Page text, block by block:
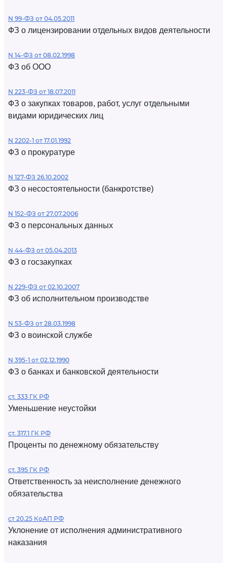
N 99-ФЗ от 04.05.2011
ФЗ о лицензировании отдельных видов деятельности
N 14-ФЗ от 08.02.1998
ФЗ об ООО
N 223-ФЗ от 18.07.2011
ФЗ о закупках товаров, работ, услуг отдельными
видами юридических лиц
N 2202-1 от 17.01.1992
ФЗ о прокуратуре
N 127-ФЗ 26.10.2002
ФЗ о несостоятельности (банкротстве)
N 152-ФЗ от 27.07.2006
ФЗ о персональных данных
N 44-ФЗ от 05.04.2013
ФЗ о госзакупках
N 229-ФЗ от 02.10.2007
ФЗ об исполнительном производстве
N 53-ФЗ от 28.03.1998
ФЗ о воинской службе
N 395-1 от 02.12.1990
ФЗ о банках и банковской деятельности
ст. 333 ГК РФ
Уменьшение неустойки
ст. 317.1 ГК РФ
Проценты по денежному обязательству
ст. 395 ГК РФ
Ответственность за неисполнение денежного
обязательства
ст 20.25 КоАП РФ
Уклонение от исполнения административного
наказания